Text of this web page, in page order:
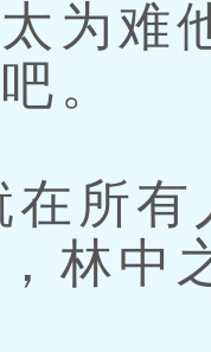
为难
。
所有
林中